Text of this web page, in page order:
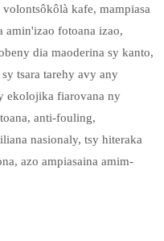
kafe, mampiasa
amin'izao fotoana izao,
dia maoderina sy kanto,
tsara tarehy avy any
ekolojika fiarovana ny
anti-fouling,
nasionaly, tsy hiteraka
​​azo ampiasaina amim-